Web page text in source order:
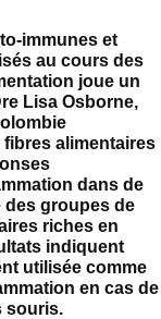
immunes et
au cours des
joue un
Lisa Osborne,
alimentaires
dans de
des groupes de
riches en
indiquent
utilisée comme
en cas de
souris.